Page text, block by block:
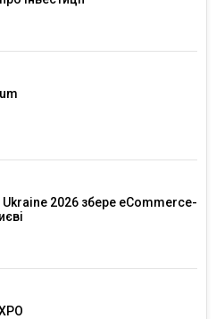
2026 збере eCommerce-